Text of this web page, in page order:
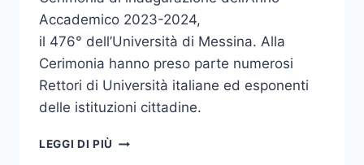
Accademico 2023-2024,
il 476° dell’Università di Messina. Alla
Cerimonia hanno preso parte numerosi
Rettori di Università italiane ed esponenti
delle istituzioni cittadine.
LEGGI DI PIÙ INAUGURATO